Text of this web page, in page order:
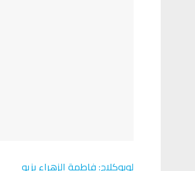
لوبوكلاج: فاطمة الزهراء بزيو